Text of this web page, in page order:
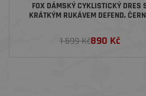
FOX DÁMSKÝ CYKLISTICKÝ DRES
KRÁTKÝM RUKÁVEM DEFEND,
1 599 Kč890 Kč